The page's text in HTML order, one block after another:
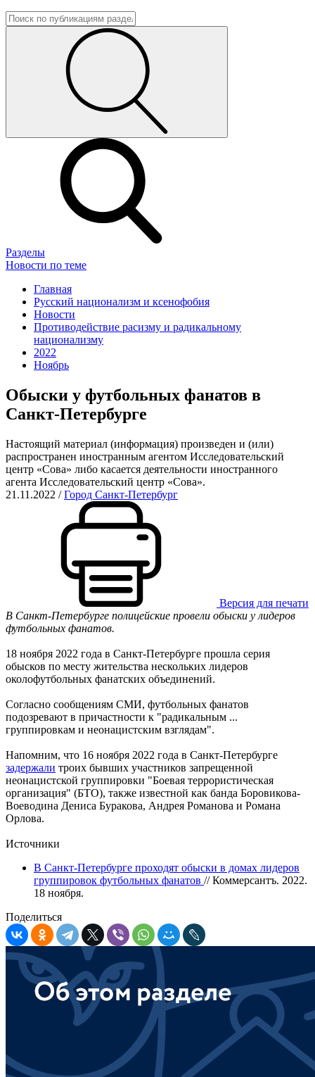
Разделы
Новости по теме
Главная
Русский национализм и ксенофобия
Новости
Противодействие расизму и радикальному
национализму
2022
Ноябрь
Обыски у футбольных фанатов в
Санкт-Петербурге
Настоящий материал (информация) произведен и (или)
распространен иностранным агентом Исследовательский
центр «Сова» либо касается деятельности иностранного
агента Исследовательский центр «Сова».
21.11.2022 /Город Санкт-Петербург
Версия для печати
В Санкт-Петербурге полицейские провели обыски у лидеров
футбольных фанатов.
18 ноября 2022 года в Санкт-Петербурге прошла серия
обысков по месту жительства нескольких лидеров
околофутбольных фанатских объединений.
Согласно сообщениям СМИ, футбольных фанатов
подозревают в причастности к "радикальным ...
группировкам и неонацистским взглядам".
Напомним, что 16 ноября 2022 года в Санкт-Петербурге
задержали троих бывших участников запрещенной
неонацистской группировки "Боевая террористическая
организация" (БТО), также известной как банда Боровикова-
Воеводина Дениса Буракова, Андрея Романова и Романа
Орлова.
Источники
В Санкт-Петербурге проходят обыски в домах лидеров
группировок футбольных фанатов // Коммерсантъ. 2022.
18 ноября.
Поделиться